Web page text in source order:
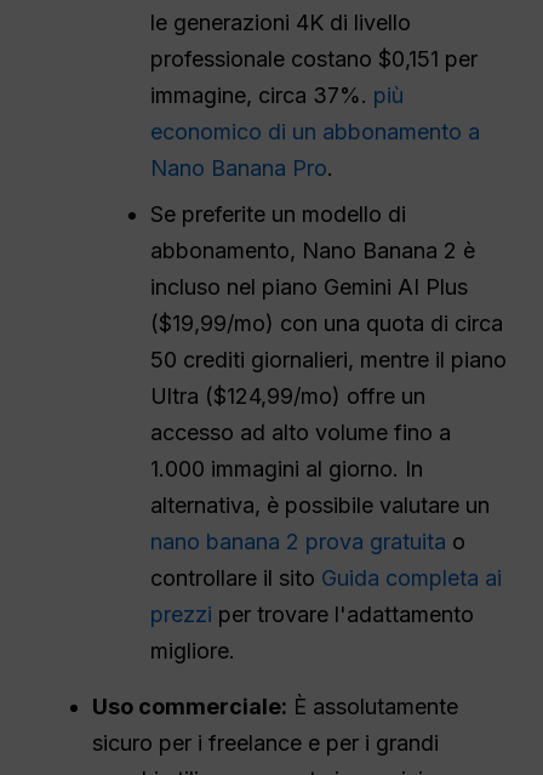
le generazioni 4K di livello
professionale costano $0,151 per
immagine, circa 37%. più
economico di un abbonamento a
Nano Banana Pro.
Se preferite un modello di
abbonamento, Nano Banana 2 è
incluso nel piano Gemini AI Plus
($19,99/mo) con una quota di circa
50 crediti giornalieri, mentre il piano
Ultra ($124,99/mo) offre un
accesso ad alto volume fino a
1.000 immagini al giorno. In
alternativa, è possibile valutare un
nano banana 2 prova gratuita o
controllare il sito Guida completa ai
prezzi per trovare l'adattamento
migliore.
Uso commerciale: È assolutamente
sicuro per i freelance e per i grandi